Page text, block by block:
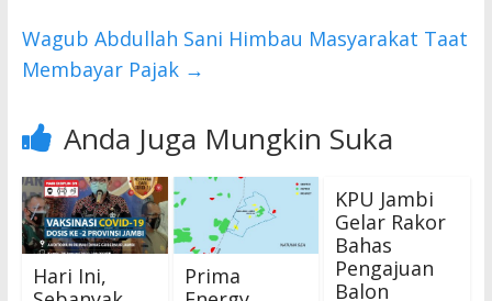
Wagub Abdullah Sani Himbau Masyarakat Taat
Membayar Pajak →
Anda Juga Mungkin Suka
Hari Ini,
Prima
KPU Jambi
Gelar Rakor
Bahas
Pengajuan
Balon